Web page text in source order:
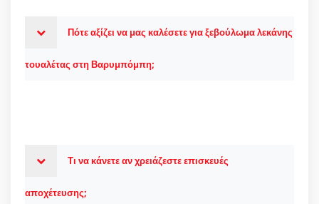
Πότε αξίζει να μας καλέσετε για ξεβούλωμα λεκάνης
τουαλέτας στη Βαρυμπόμπη;
Τι να κάνετε αν χρειάζεστε επισκευές
αποχέτευσης;